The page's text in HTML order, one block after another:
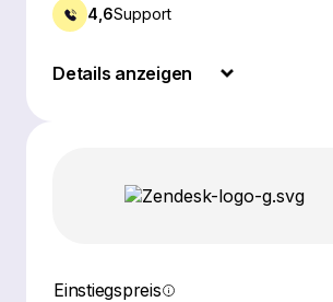
4,6Support
Details anzeigen
Einstiegspreis